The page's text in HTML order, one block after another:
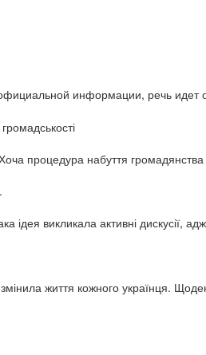
информации, речь идет
процедура набуття
ідея викликала активні дискусії,
життя кожного українця.